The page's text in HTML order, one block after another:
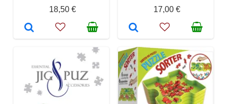
18,50 €
17,00 €